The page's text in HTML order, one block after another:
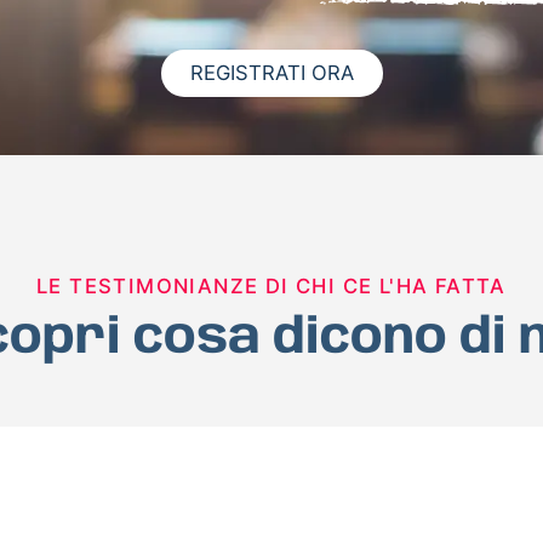
REGISTRATI ORA
LE TESTIMONIANZE DI CHI CE L'HA FATTA
cosa dicono di